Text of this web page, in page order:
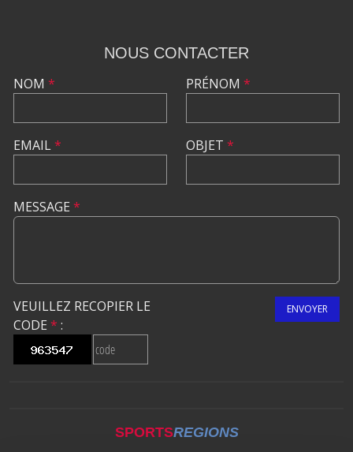
NOUS CONTACTER
NOM *
EMAIL*
PRÉNOM *
OBJET *
MESSAGE *
VEUILLEZ RECOPIER LE
CODE * :
ENVOYER
SPORTSREGIONS